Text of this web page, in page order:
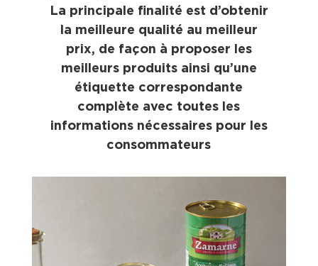
La principale finalité est d’obtenir
la meilleure qualité au meilleur
prix, de façon à proposer les
meilleurs produits ainsi qu’une
étiquette correspondante
complète avec toutes les
informations nécessaires pour les
consommateurs